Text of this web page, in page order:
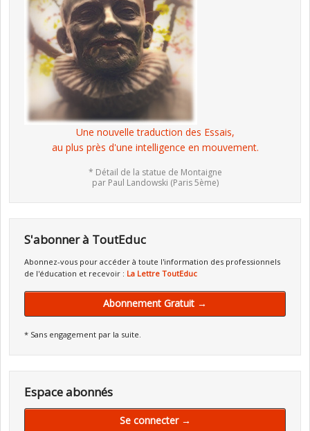
Une nouvelle traduction des Essais,
au plus près d'une intelligence en mouvement.
* Détail de la statue de Montaigne
par Paul Landowski (Paris 5ème)
S'abonner à ToutEduc
Abonnez-vous pour accéder à toute l'information des professionnels
de l'éducation et recevoir : La Lettre ToutEduc
Abonnement Gratuit →
* Sans engagement par la suite.
Espace abonnés
Se connecter →